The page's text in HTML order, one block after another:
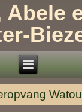
Abele
Watou